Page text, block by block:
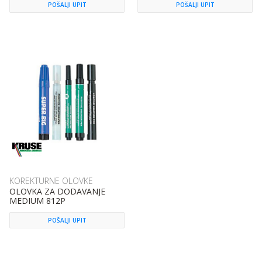
POŠALJI UPIT POŠALJI UPIT
KOREKTURNE OLOVKE
OLOVKA ZA DODAVANJE
MEDIUM 812P
POŠALJI UPIT